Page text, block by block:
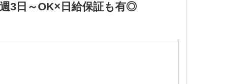
3日～OK×日給保証も有◎